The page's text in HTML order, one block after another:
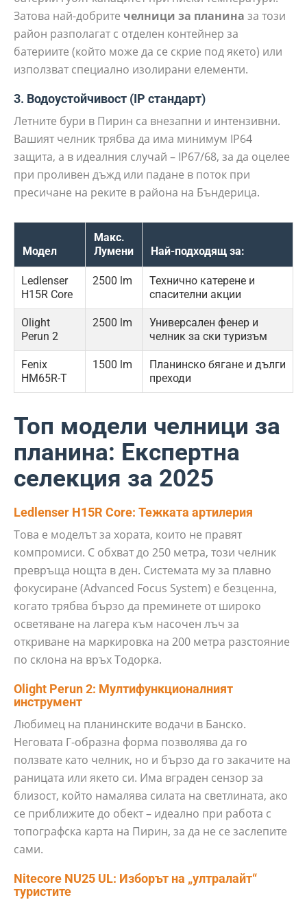
Затова най-добрите челници за планина за този
район разполагат с отделен контейнер за
батериите (който може да се скрие под якето) или
използват специално изолирани елементи.
3. Водоустойчивост (IP стандарт)
Летните бури в Пирин са внезапни и интензивни.
Вашият челник трябва да има минимум IP64
защита, а в идеалния случай – IP67/68, за да оцелее
при проливен дъжд или падане в поток при
пресичане на реките в района на Бъндерица.
Модел
Макс.
Лумени
Най-подходящ за:
Ledlenser
H15R Core
2500 lm
Технично катерене и
спасителни акции
Olight
Perun 2
2500 lm
Универсален фенер и
челник за ски туризъм
Fenix
HM65R-T
1500 lm
Планинско бягане и дълги
преходи
Топ модели челници за
планина: Експертна
селекция за 2025
Ledlenser H15R Core: Тежката артилерия
Това е моделът за хората, които не правят
компромиси. С обхват до 250 метра, този челник
превръща нощта в ден. Системата му за плавно
фокусиране (Advanced Focus System) е безценна,
когато трябва бързо да преминете от широко
осветяване на лагера към насочен лъч за
откриване на маркировка на 200 метра разстояние
по склона на връх Тодорка.
Olight Perun 2: Мултифункционалният
инструмент
Любимец на планинските водачи в Банско.
Неговата Г-образна форма позволява да го
ползвате като челник, но и бързо да го закачите на
раницата или якето си. Има вграден сензор за
близост, който намалява силата на светлината, ако
се приближите до обект – идеално при работа с
топографска карта на Пирин, за да не се заслепите
сами.
Nitecore NU25 UL: Изборът на „ултралайт“
туристите